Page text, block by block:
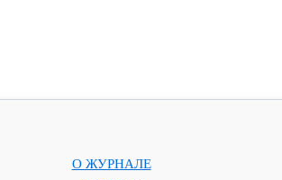
О ЖУРНАЛЕ